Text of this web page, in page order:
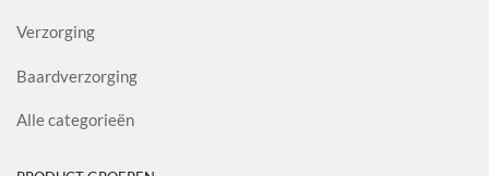
Verzorging
Baardverzorging
Alle categorieën